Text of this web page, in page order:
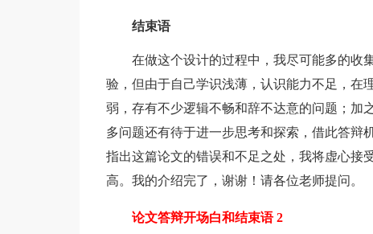
结束语
在做这个设计的过程中，我尽可能多的收
验，但由于自己学识浅薄，认识能力不足，在
弱，存有不少逻辑不畅和辞不达意的问题；加
多问题还有待于进一步思考和探索，借此答辩
指出这篇论文的错误和不足之处，我将虚心接
高。我的介绍完了，谢谢！请各位老师提问。
论文答辩开场白和结束语 2